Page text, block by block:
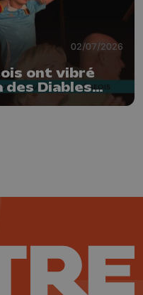
02/07/2026
ont vibré
Diables